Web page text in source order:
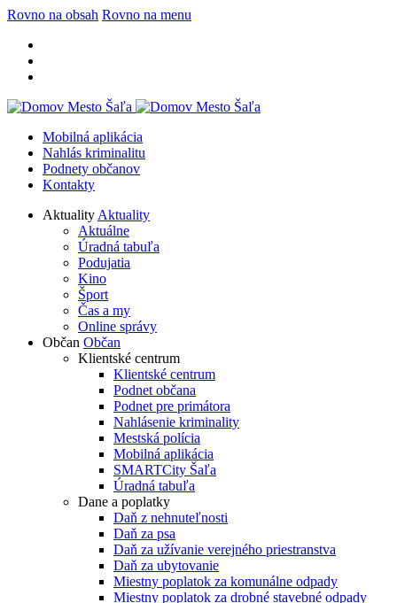
Rovno na obsah Rovno na menu
Mobilná aplikácia
Nahlás kriminalitu
Podnety občanov
Kontakty
Aktuality Aktuality
Aktuálne
Úradná tabuľa
Podujatia
Kino
Šport
Čas a my
Online správy
Občan Občan
Klientské centrum
Klientské centrum
Podnet občana
Podnet pre primátora
Nahlásenie kriminality
Mestská polícia
Mobilná aplikácia
SMARTCity Šaľa
Úradná tabuľa
Dane a poplatky
Daň z nehnuteľnosti
Daň za psa
Daň za užívanie verejného priestranstva
Daň za ubytovanie
Miestny poplatok za komunálne odpady
Miestny poplatok za drobné stavebné odpady